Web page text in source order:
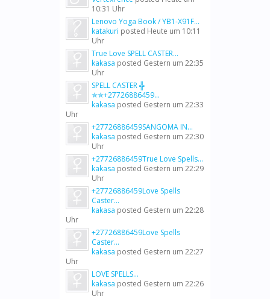
10:31 Uhr
Lenovo Yoga Book / YB1-X91F...
katakuri posted Heute um 10:11
Uhr
True Love SPELL CASTER...
kakasa posted Gestern um 22:35
Uhr
SPELL CASTER ╬
✯✯+27726886459...
kakasa posted Gestern um 22:33
Uhr
+27726886459SANGOMA IN...
kakasa posted Gestern um 22:30
Uhr
+27726886459True Love Spells...
kakasa posted Gestern um 22:29
Uhr
+27726886459Love Spells
Caster...
kakasa posted Gestern um 22:28
Uhr
+27726886459Love Spells
Caster...
kakasa posted Gestern um 22:27
Uhr
LOVE SPELLS...
kakasa posted Gestern um 22:26
Uhr